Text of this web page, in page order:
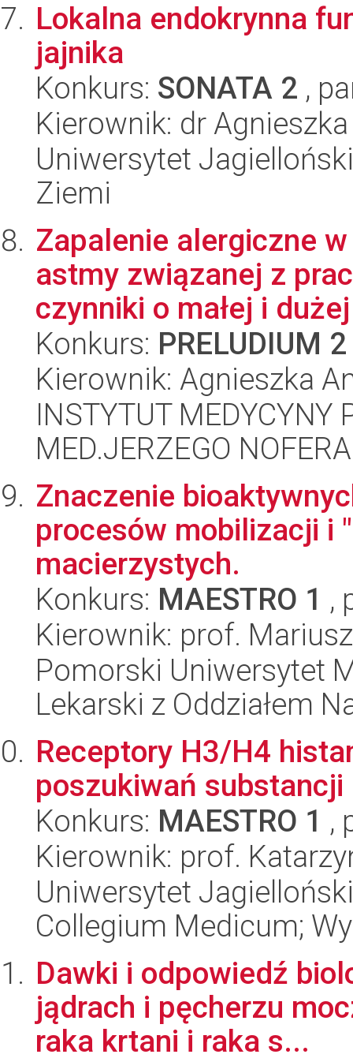
Lokalna endokrynna
jajnika
Konkurs: SONATA 2 ,
Kierownik: dr
Uniwersytet
Ziemi
Zapalenie alergiczne
astmy związanej z
czynniki o małej i
Konkurs: PRELUDIUM 2
Kierownik: Agnieszka
INSTYTUT MEDYCYNY
MED.JERZEGO
Znaczenie
procesów mobilizacji i
macierzystych.
Konkurs: MAESTRO 1 ,
Kierownik: prof.
Pomorski Uniwersytet
Lekarski z Oddziałem
Receptory H3/H4
poszukiwań
Konkurs: MAESTRO 1 ,
Kierownik: prof.
Uniwersytet
Collegium Medicum;
Dawki i odpowiedź
jądrach i pęcherzu
raka krtani i raka s...